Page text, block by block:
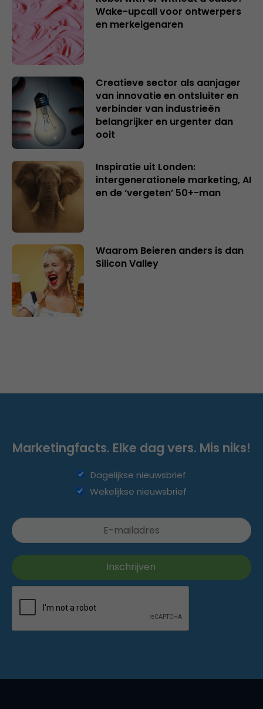
Wake-upcall voor ontwerpers
en merkeigenaren
Creatieve sector als aanjager
van innovatie en ontsluiter en
verbinder van industrieën
belangrijker en urgenter dan
ooit
Inspiratie uit Londen:
intergenerationele marketing, AI
en de ‘vergeten’ 50+-man
Waarom Beieren anders is dan
Silicon Valley
Marketingfacts. Elke dag vers. Mis niks!
Dagelijkse nieuwsbrief
Wekelijkse nieuwsbrief